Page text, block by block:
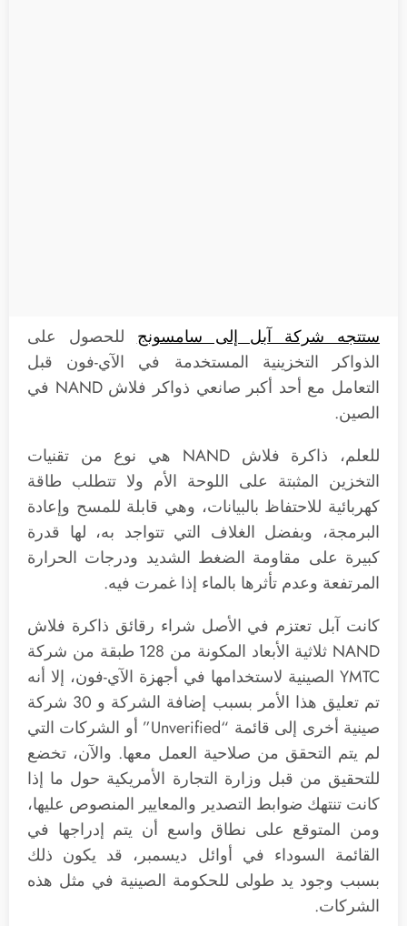
ستتجه شركة آبل إلى سامسونج للحصول على
الذواكر التخزينية المستخدمة في الآي-فون قبل
التعامل مع أحد أكبر صانعي ذواكر فلاش NAND في
الصين.
للعلم، ذاكرة فلاش NAND هي نوع من تقنيات
التخزين المثبتة على اللوحة الأم ولا تتطلب طاقة
كهربائية للاحتفاظ بالبيانات، وهي قابلة للمسح وإعادة
البرمجة، وبفضل الغلاف التي تتواجد به، لها قدرة
كبيرة على مقاومة الضغط الشديد ودرجات الحرارة
المرتفعة وعدم تأثرها بالماء إذا غمرت فيه.
كانت آبل تعتزم في الأصل شراء رقائق ذاكرة فلاش
NAND ثلاثية الأبعاد المكونة من 128 طبقة من شركة
YMTC الصينية لاستخدامها في أجهزة الآي-فون، إلا أنه
تم تعليق هذا الأمر بسبب إضافة الشركة و 30 شركة
صينية أخرى إلى قائمة “Unverified” أو الشركات التي
لم يتم التحقق من صلاحية العمل معها. والآن، تخضع
للتحقيق من قبل وزارة التجارة الأمريكية حول ما إذا
كانت تنتهك ضوابط التصدير والمعايير المنصوص عليها،
ومن المتوقع على نطاق واسع أن يتم إدراجها في
القائمة السوداء في أوائل ديسمبر، قد يكون ذلك
بسبب وجود يد طولى للحكومة الصينية في مثل هذه
الشركات.